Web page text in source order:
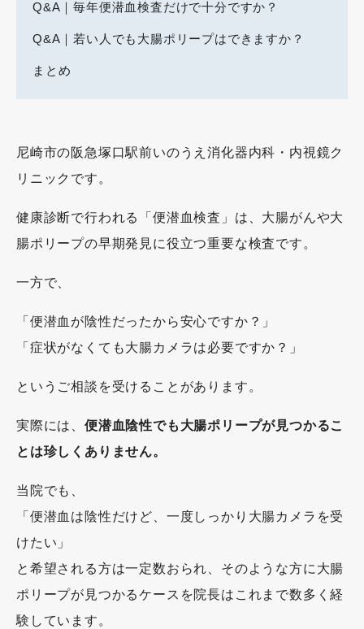
Q&A｜毎年便潜血検査だけで十分ですか？
Q&A｜若い人でも大腸ポリープはできますか？
まとめ
尼崎市の阪急塚口駅前いのうえ消化器内科・内視鏡ク
リニックです。
健康診断で行われる「便潜血検査」は、大腸がんや大
腸ポリープの早期発見に役立つ重要な検査です。
一方で、
「便潜血が陰性だったから安心ですか？」
「症状がなくても大腸カメラは必要ですか？」
というご相談を受けることがあります。
実際には、 便潜血陰性でも大腸ポリープが見つかるこ
とは珍しくありません。
当院でも、
「便潜血は陰性だけど、一度しっかり大腸カメラを受
けたい」
と希望される方は一定数おられ、そのような方に大腸
ポリープが見つかるケースを院長はこれまで数多く経
験しています。